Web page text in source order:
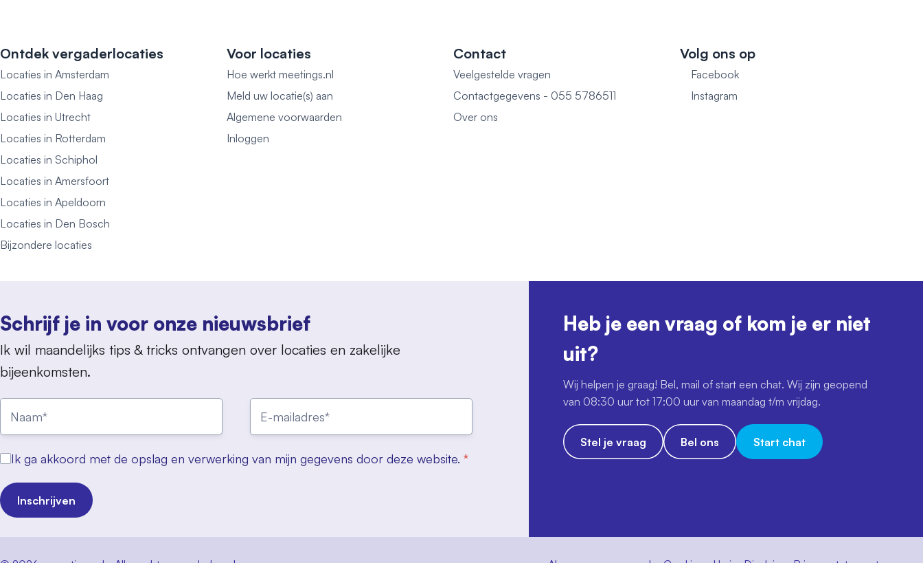
Ontdek vergaderlocaties
Locaties in Amsterdam
Locaties in Den Haag
Locaties in Utrecht
Locaties in Rotterdam
Locaties in Schiphol
Locaties in Amersfoort
Locaties in Apeldoorn
Locaties in Den Bosch
Bijzondere locaties
Voor locaties
Hoe werkt meetings.nl
Meld uw locatie(s) aan
Algemene voorwaarden
Inloggen
Contact
Veelgestelde vragen
Contactgegevens - 055 5786511
Over ons
Volg ons op
Facebook
Instagram
Schrijf je in voor onze nieuwsbrief
Ik wil maandelijks tips & tricks ontvangen over locaties en zakelijke
bijeenkomsten.
Ik ga akkoord met de opslag en verwerking van mijn gegevens door deze website. *
Inschrijven
Heb je een vraag of kom je er niet
uit?
Wij helpen je graag! Bel, mail of start een chat. Wij zijn geopend
van 08:30 uur tot 17:00 uur van maandag t/m vrijdag.
Stel je vraag Bel ons Start chat